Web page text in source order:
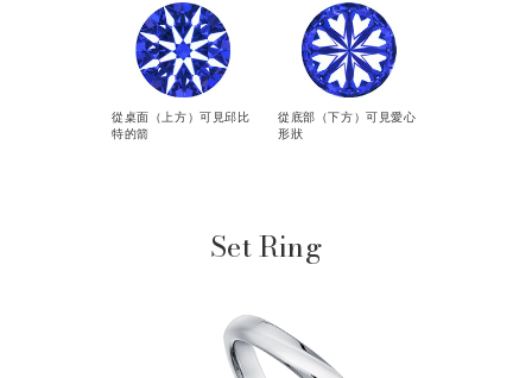
從桌面（上方）可見邱比
特的箭
從底部（下方）可見愛心
形狀
Set Ring